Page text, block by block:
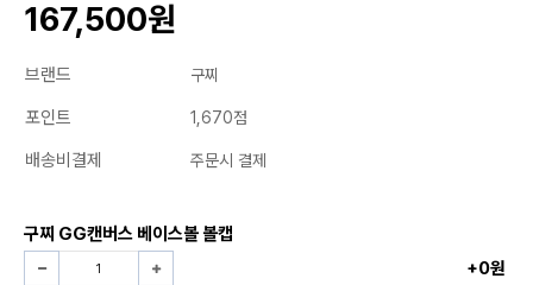
167,500원
브랜드 구찌
포인트 1,670점
배송비결제 주문시 결제
구찌 GG캔버스 베이스볼 볼캡
+0원